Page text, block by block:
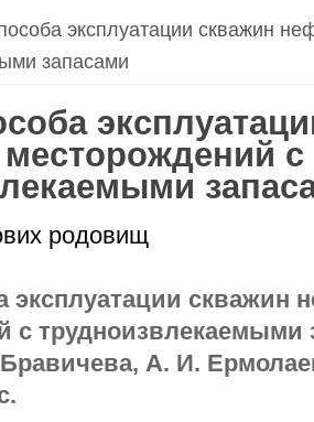
эксплуатации скважин
запасами
с
родовищ
эксплуатации скважин
с трудноизвлекаемыми
А. И.